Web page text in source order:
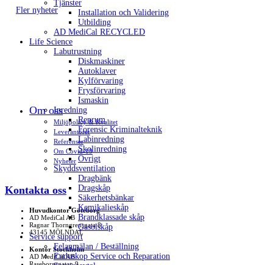
Tjänster
Installation och Validering
Utbilding
AD MediCal RECYCLED
Life Science
Labutrustning
Diskmaskiner
Autoklaver
Kylförvaring
Frysförvaring
Ismaskin
Inredning
Renrum
Forensic Kriminalteknik
Labinredning
Skolinredning
Övrigt
Skyddsventilation
Dragbänk
Dragskåp
Säkerhetsbänkar
Kemikalieskåp
Brandklassade skåp
Gasolskåp
Service support
Felanmälan / Beställning
Endoskop Service och Reparation
Fler nyheter
Om oss
Miljöpolicy & Kvalitet
Leverantörer
Referenser
Om Covid-19
Nyheter
Kontakta oss
Huvudkontor Göteborg
AD MediCal AB
Ragnar Thorngrensgata 8
43145 MÖLNDAL
Kontor Stockholm
AD MediCal AB